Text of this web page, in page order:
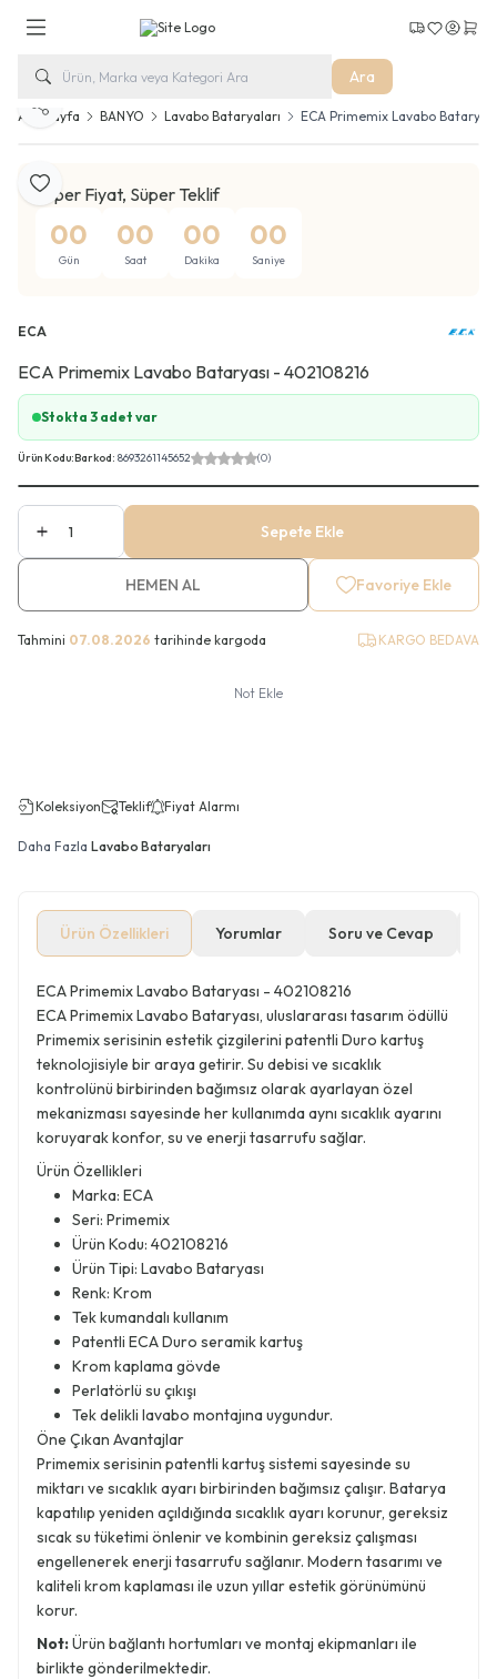
Ara
Kargo Takip
Favorilerim
Hesabım
Ana Sayfa BANYO Lavabo Bataryaları ECA Primemix Lavabo
Favoriye Ekle
Paylaş
Süper Fiyat, Süper Teklif
00
Gün
00
Saat
00
Dakika
00
Saniye
ECA
ECA Primemix Lavabo Bataryası - 402108216
Stokta 3 adet var
Ürün Kodu:Barkod: 8693261145652 (0)
Sepete Ekle
HEMEN AL Favoriye Ekle
Tahmini 07.08.2026 tarihinde kargoda KARGO BEDAVA
Not Ekle
Koleksiyon Teklif Fiyat Alarmı
Daha Fazla Lavabo Bataryaları
Ürün Özellikleri Yorumlar Soru ve Cevap
ECA Primemix Lavabo Bataryası - 402108216
ECA Primemix Lavabo Bataryası, uluslararası tasarım ödüllü
Primemix serisinin estetik çizgilerini patentli Duro kartuş
teknolojisiyle bir araya getirir. Su debisi ve sıcaklık
kontrolünü birbirinden bağımsız olarak ayarlayan özel
mekanizması sayesinde her kullanımda aynı sıcaklık ayarını
koruyarak konfor, su ve enerji tasarrufu sağlar.
Ürün Özellikleri
Marka: ECA
Seri: Primemix
Ürün Kodu: 402108216
Ürün Tipi: Lavabo Bataryası
Renk: Krom
Tek kumandalı kullanım
Patentli ECA Duro seramik kartuş
Krom kaplama gövde
Perlatörlü su çıkışı
Tek delikli lavabo montajına uygundur.
Öne Çıkan Avantajlar
Primemix serisinin patentli kartuş sistemi sayesinde su
miktarı ve sıcaklık ayarı birbirinden bağımsız çalışır. Batarya
kapatılıp yeniden açıldığında sıcaklık ayarı korunur, gereksiz
sıcak su tüketimi önlenir ve kombinin gereksiz çalışması
engellenerek enerji tasarrufu sağlanır. Modern tasarımı ve
kaliteli krom kaplaması ile uzun yıllar estetik görünümünü
korur.
Not:Ürün bağlantı hortumları ve montaj ekipmanları ile
birlikte gönderilmektedir.